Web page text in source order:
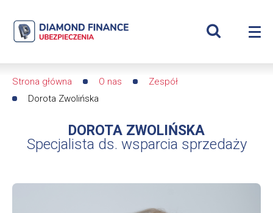
Dorota
Diamond
Finance
Ubezpieczenia
Wyświetl
Ścieżka
Strona główna O nas
Zespół
Dorota Zwolińska
DOROTA ZWOLIŃSKA
Specjalista ds. wsparcia sprzedaży